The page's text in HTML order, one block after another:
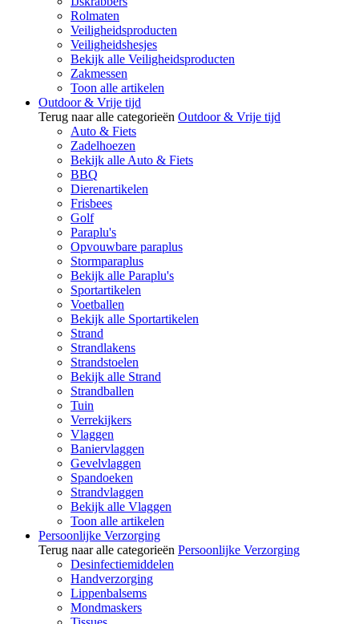
Rolmaten
Veiligheidsproducten
Veiligheidshesjes
Bekijk alle Veiligheidsproducten
Zakmessen
Toon alle artikelen
Outdoor & Vrije tijd
Terug naar alle categorieën Outdoor & Vrije tijd
Auto & Fiets
Zadelhoezen
Bekijk alle Auto & Fiets
BBQ
Dierenartikelen
Frisbees
Golf
Paraplu's
Opvouwbare paraplus
Stormparaplus
Bekijk alle Paraplu's
Sportartikelen
Voetballen
Bekijk alle Sportartikelen
Strand
Strandlakens
Strandstoelen
Bekijk alle Strand
Strandballen
Tuin
Verrekijkers
Vlaggen
Baniervlaggen
Gevelvlaggen
Spandoeken
Strandvlaggen
Bekijk alle Vlaggen
Toon alle artikelen
Persoonlijke Verzorging
Terug naar alle categorieën Persoonlijke Verzorging
Desinfectiemiddelen
Handverzorging
Lippenbalsems
Mondmaskers